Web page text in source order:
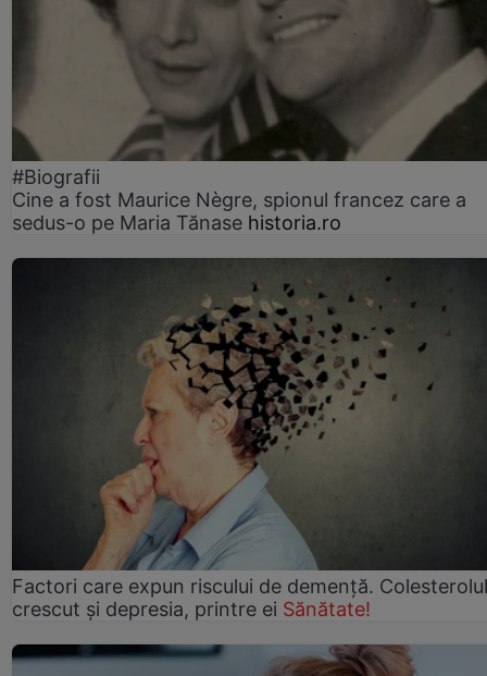
#Biografii
Cine a fost Maurice Nègre, spionul francez care a
sedus-o pe Maria Tănase historia.ro
Factori care expun riscului de demență. Colesterolul
crescut şi depresia, printre ei Sănătate!